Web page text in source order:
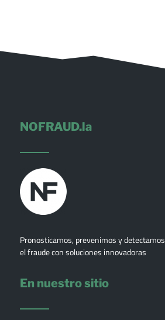
NOFRAUD.la
Pronosticamos, prevenimos y detectamos
el fraude con soluciones innovadoras
En nuestro sitio